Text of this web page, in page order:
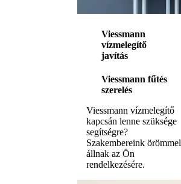
Viessmann
vízmelegítő
javítás
Viessmann fűtés
szerelés
Viessmann vízmelegítő
kapcsán lenne szüksége
segítségre?
Szakembereink örömmel
állnak az Ön
rendelkezésére.